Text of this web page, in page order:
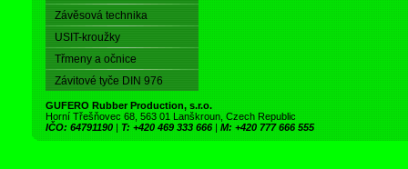
Závěsová technika
USIT-kroužky
Třmeny a očnice
Závitové tyče DIN 976
GUFERO Rubber Production, s.r.o.
Horní Třešňovec 68, 563 01 Lanškroun, Czech Republic
IČO: 64791190 | T: +420 469 333 666 | M: +420 777 666 555